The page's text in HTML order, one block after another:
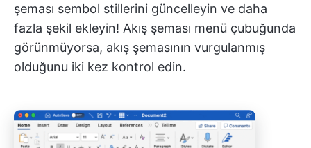
şeması sembol stillerini güncelleyin ve daha
fazla şekil ekleyin! Akış şeması menü çubuğunda
görünmüyorsa, akış şemasının vurgulanmış
olduğunu iki kez kontrol edin.